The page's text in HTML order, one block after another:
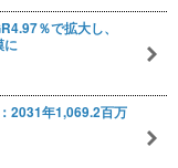
％で拡大し、
に
2031年1,069.2百万